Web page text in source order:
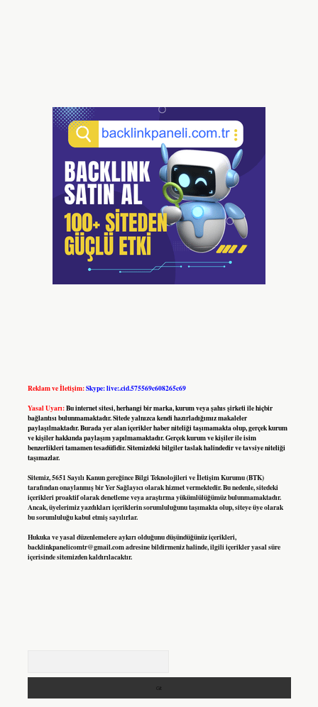
Reklam ve İletişim:Skype: live:.cid.575569c608265c69
Yasal Uyarı:Bu internet sitesi, herhangi bir marka, kurum veya şahıs şirketi ile hiçbir
bağlantısı bulunmamaktadır. Sitede yalnızca kendi hazırladığımız makaleler
paylaşılmaktadır. Burada yer alan içerikler haber niteliği taşımamakta olup, gerçek kurum
ve kişiler hakkında paylaşım yapılmamaktadır. Gerçek kurum ve kişiler ile isim
benzerlikleri tamamen tesadüfidir. Sitemizdeki bilgiler taslak halindedir ve tavsiye niteliği
taşımazlar.
Sitemiz, 5651 Sayılı Kanun gereğince Bilgi Teknolojileri ve İletişim Kurumu (BTK)
tarafından onaylanmış bir Yer Sağlayıcı olarak hizmet vermektedir. Bu nedenle, sitedeki
içerikleri proaktif olarak denetleme veya araştırma yükümlülüğümüz bulunmamaktadır.
Ancak, üyelerimiz yazdıkları içeriklerin sorumluluğunu taşımakta olup, siteye üye olarak
bu sorumluluğu kabul etmiş sayılırlar.
Hukuka ve yasal düzenlemelere aykırı olduğunu düşündüğünüz içerikleri,
backlinkpanelicomtr@gmail.comadresine bildirmeniz halinde, ilgili içerikler yasal süre
içerisinde sitemizden kaldırılacaktır.